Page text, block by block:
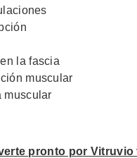
la fascia
muscular
muscular
pronto por